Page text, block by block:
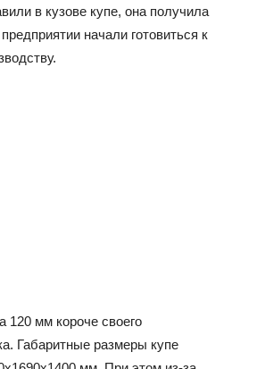
в кузове купе, она получила
начали готовиться к
120 мм короче своего
Габаритные размеры купе